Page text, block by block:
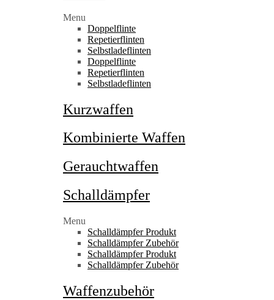
Menu
Doppelflinte
Repetierflinten
Selbstladeflinten
Doppelflinte
Repetierflinten
Selbstladeflinten
Kurzwaffen
Kombinierte Waffen
Gerauchtwaffen
Schalldämpfer
Menu
Schalldämpfer Produkt
Schalldämpfer Zubehör
Schalldämpfer Produkt
Schalldämpfer Zubehör
Waffenzubehör